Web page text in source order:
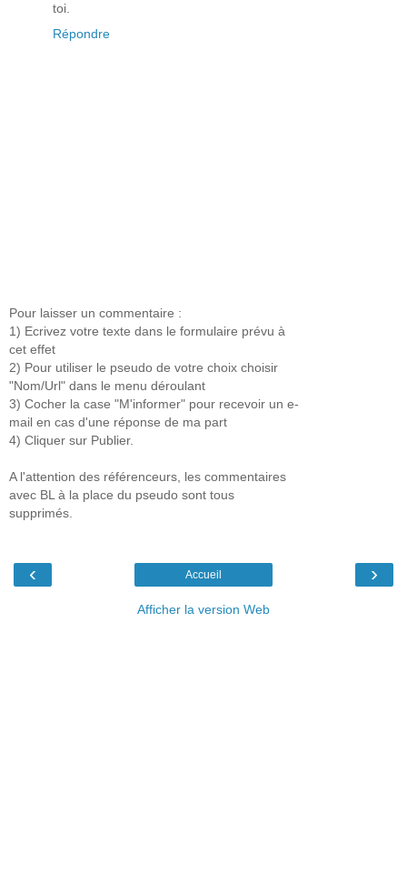
toi.
Répondre
Pour laisser un commentaire :
1) Ecrivez votre texte dans le formulaire prévu à
cet effet
2) Pour utiliser le pseudo de votre choix choisir
"Nom/Url" dans le menu déroulant
3) Cocher la case "M'informer" pour recevoir un e-
mail en cas d'une réponse de ma part
4) Cliquer sur Publier.
A l'attention des référenceurs, les commentaires
avec BL à la place du pseudo sont tous
supprimés.
‹ ›
Accueil
Afficher la version Web